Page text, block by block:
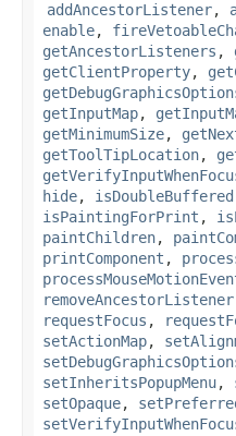
addAncestorListener,
enable,
getAncestorListeners ,
getClientProperty,
getInputMap,
getMinimumSize,
getToolTipLocation,
hide, isDoubleBuffered
isPaintingForPrint ,
paintChildren,
printComponent ,
removeAncestorListener
requestFocus ,
setActionMap,
setInheritsPopupMenu,
setOpaque,